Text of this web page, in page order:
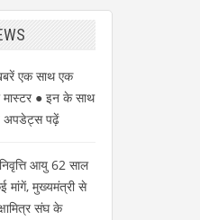
एक साथ एक
मास्टर ● इन के साथ
अपडेट्स पढ़ें
आयु 62 साल
मांगें, मुख्यमंत्री से
संघ के